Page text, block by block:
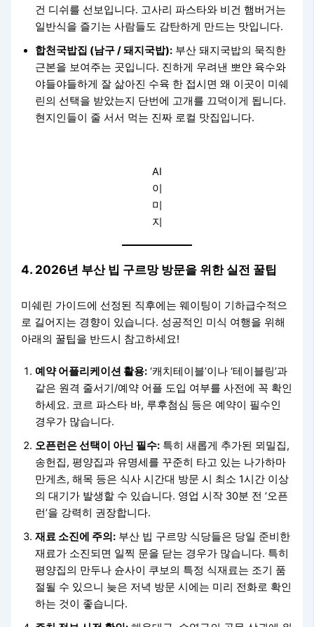
건 디쉬를 선보입니다. 고사리 파스타와 비건 햄버거는
일반식을 즐기는 사람들도 감탄하게 만드는 맛입니다.
합천국밥집 (남구 / 돼지국밥): 부산 돼지국밥의 묵직한
근본을 보여주는 곳입니다. 진하게 우려낸 뽀얀 육수와
야들야들하게 잘 삶아진 수육 한 접시면 왜 이곳이 미쉐
린의 선택을 받았는지 단번에 고개를 끄덕이게 됩니다.
현지인들이 줄 서서 먹는 진짜 로컬 맛집입니다.
AI
이
미
지
4. 2026년 부산 빕 구르망 방문을 위한 실전 꿀팁
미쉐린 가이드에 선정된 직후에는 웨이팅이 기하급수적으
로 길어지는 경향이 있습니다. 성공적인 미식 여행을 위해
아래의 꿀팁을 반드시 참고하세요!
예약 어플리케이션 활용: ‘캐치테이블’이나 ‘테이블링’과
같은 원격 줄서기/예약 어플 도입 여부를 사전에 꼭 확인
하세요. 코르 파스타 바, 루후첨심 등은 예약이 필수인
경우가 많습니다.
오픈런은 선택이 아닌 필수: 특히 새롭게 추가된 뫼밀집,
송헌집, 평양집과 유명세를 꾸준히 타고 있는 나가하마
만게츠, 해목 등은 식사 시간대 방문 시 최소 1시간 이상
의 대기가 발생할 수 있습니다. 영업 시작 30분 전 ‘오픈
런’을 강력히 권장합니다.
재료 소진에 주의: 부산 빕 구르망 식당들은 당일 준비한
재료가 소진되면 일찍 문을 닫는 경우가 많습니다. 특히
평양집의 만두나 슌사이 쿠보의 특정 식재료는 조기 품
절될 수 있으니 늦은 저녁 방문 시에는 미리 전화로 확인
하는 것이 좋습니다.